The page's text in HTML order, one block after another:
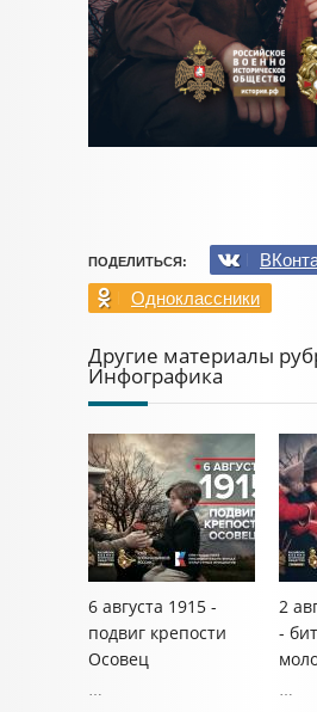
ПОДЕЛИТЬСЯ:
Одноклассники
Другие материалы
Инфографика
6 августа 1915 -
подвиг крепости
Осовец
…
2
-
…